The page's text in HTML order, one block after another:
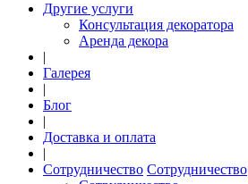
Другие услуги
Консультация декоратора
Аренда декора
|
Галерея
|
Блог
|
Доставка и оплата
|
Сотрудничество Сотрудничество